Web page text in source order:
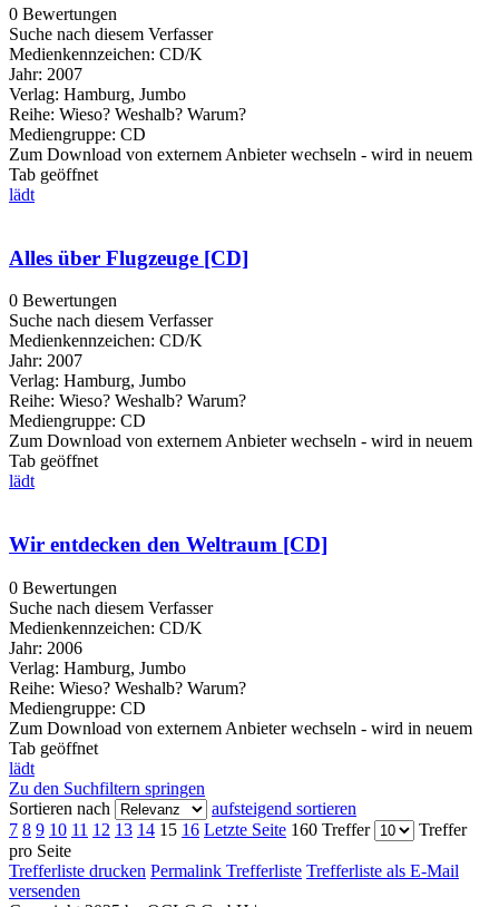
0 Bewertungen
Suche nach diesem Verfasser
Medienkennzeichen: CD/K
Jahr: 2007
Verlag: Hamburg, Jumbo
Reihe: Wieso? Weshalb? Warum?
Mediengruppe: CD
Zum Download von externem Anbieter wechseln - wird in neuem
Tab geöffnet
lädt
Alles über Flugzeuge [CD]
0 Bewertungen
Suche nach diesem Verfasser
Medienkennzeichen: CD/K
Jahr: 2007
Verlag: Hamburg, Jumbo
Reihe: Wieso? Weshalb? Warum?
Mediengruppe: CD
Zum Download von externem Anbieter wechseln - wird in neuem
Tab geöffnet
lädt
Wir entdecken den Weltraum [CD]
0 Bewertungen
Suche nach diesem Verfasser
Medienkennzeichen: CD/K
Jahr: 2006
Verlag: Hamburg, Jumbo
Reihe: Wieso? Weshalb? Warum?
Mediengruppe: CD
Zum Download von externem Anbieter wechseln - wird in neuem
Tab geöffnet
lädt
Zu den Suchfiltern springen
Sortieren nach
aufsteigend sortieren
7 8 9 10 11 12 13 14 15 16 Letzte Seite 160 Treffer
Treffer
pro Seite
Trefferliste drucken Permalink Trefferliste Trefferliste als E-Mail
versenden